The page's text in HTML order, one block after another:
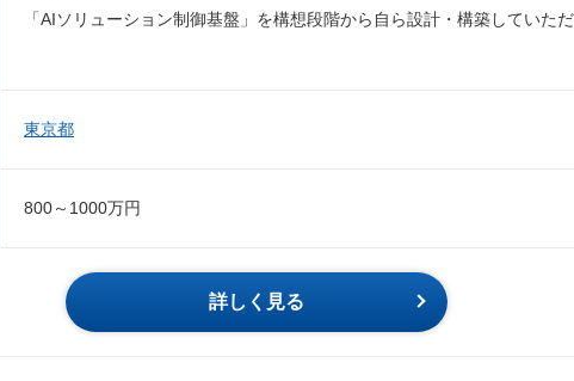
「AIソリューション制御基盤」を構想段階から自ら設計・構築していただ
東京都
800～1000万円
詳しく見る